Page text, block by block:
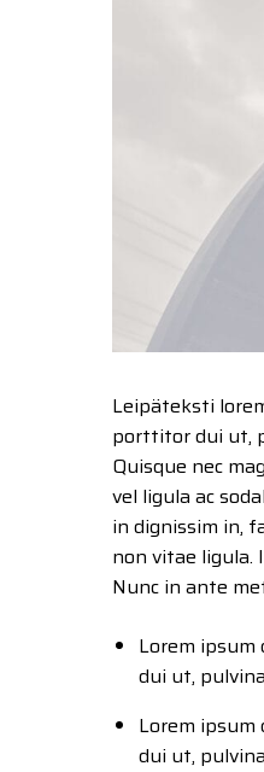
Leipäteksti
porttitor dui ut,
Quisque nec
vel ligula ac
in dignissim in,
non vitae ligula.
Nunc in ante
Lorem
dui ut,
Lorem
dui ut,